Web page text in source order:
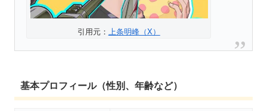
引用元： 上条明峰（X）
基本プロフィール（性別、年齢など）